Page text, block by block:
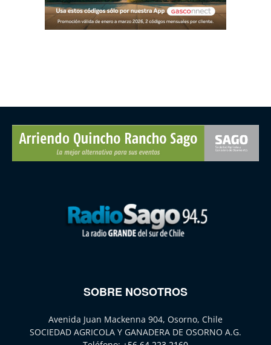
SOBRE NOSOTROS
Avenida Juan Mackenna 904, Osorno, Chile
SOCIEDAD AGRICOLA Y GANADERA DE OSORNO A.G.